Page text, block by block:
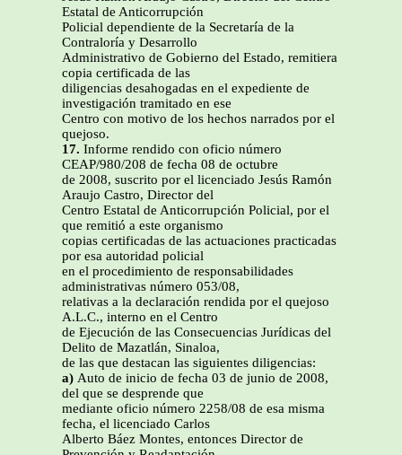
Estatal de Anticorrupción
Policial dependiente de la Secretaría de la
Contraloría y Desarrollo
Administrativo de Gobierno del Estado, remitiera
copia certificada de las
diligencias desahogadas en el expediente de
investigación tramitado en ese
Centro con motivo de los hechos narrados por el
quejoso.
17. Informe rendido con oficio número
CEAP/980/208 de fecha 08 de octubre
de 2008, suscrito por el licenciado Jesús Ramón
Araujo Castro, Director del
Centro Estatal de Anticorrupción Policial, por el
que remitió a este organismo
copias certificadas de las actuaciones practicadas
por esa autoridad policial
en el procedimiento de responsabilidades
administrativas número 053/08,
relativas a la declaración rendida por el quejoso
A.L.C., interno en el Centro
de Ejecución de las Consecuencias Jurídicas del
Delito de Mazatlán, Sinaloa,
de las que destacan las siguientes diligencias:
a) Auto de inicio de fecha 03 de junio de 2008,
del que se desprende que
mediante oficio número 2258/08 de esa misma
fecha, el licenciado Carlos
Alberto Báez Montes, entonces Director de